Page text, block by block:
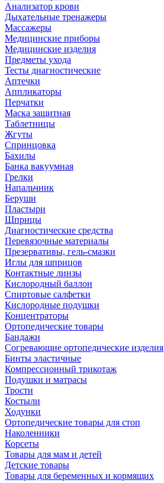
Анализатор крови
Дыхательные тренажеры
Массажеры
Медицинские приборы
Медицинские изделия
Предметы ухода
Тесты диагностические
Аптечки
Аппликаторы
Перчатки
Маска защитная
Таблетницы
Жгуты
Спринцовка
Бахилы
Банка вакуумная
Грелки
Напальчник
Беруши
Пластыри
Шприцы
Диагностические средства
Перевязочные материалы
Презервативы, гель-смазки
Иглы для шприцов
Контактные линзы
Кислородный баллон
Спиртовые салфетки
Кислородные подушки
Концентраторы
Ортопедические товары
Бандажи
Согревающие ортопедические изделия
Бинты эластичные
Компрессионный трикотаж
Подушки и матрасы
Трости
Костыли
Ходунки
Ортопедические товары для стоп
Наколенники
Корсеты
Товары для мам и детей
Детские товары
Товары для беременных и кормящих